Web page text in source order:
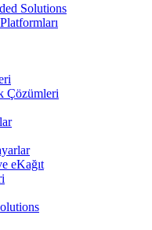
Solutions
Çözümleri
eKağıt